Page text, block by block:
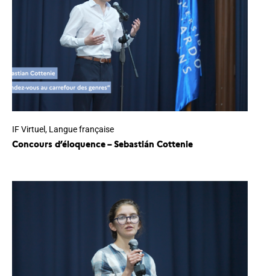
IF Virtuel, Langue française
Concours d’éloquence – Sebastián Cottenie